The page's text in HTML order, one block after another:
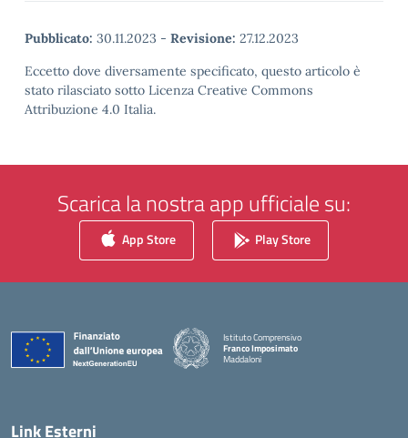
Pubblicato: 30.11.2023 - Revisione: 27.12.2023
Eccetto dove diversamente specificato, questo articolo è
stato rilasciato sotto Licenza Creative Commons
Attribuzione 4.0 Italia.
Scarica la nostra app ufficiale su:
App Store Play Store
Istituto Comprensivo
Franco Imposimato
Maddaloni
Link Esterni